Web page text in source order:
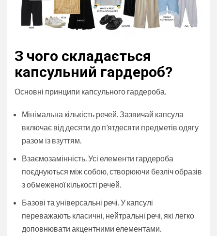
З чого складається
капсульний гардероб?
Основні принципи капсульного гардероба.
Мінімальна кількість речей. Зазвичай капсула
включає від десяти до п’ятдесяти предметів одягу
разом із взуттям.
Взаємозамінність. Усі елементи гардероба
поєднуються між собою, створюючи безліч образів
з обмеженої кількості речей.
Базові та універсальні речі. У капсулі
переважають класичні, нейтральні речі, які легко
доповнювати акцентними елементами.